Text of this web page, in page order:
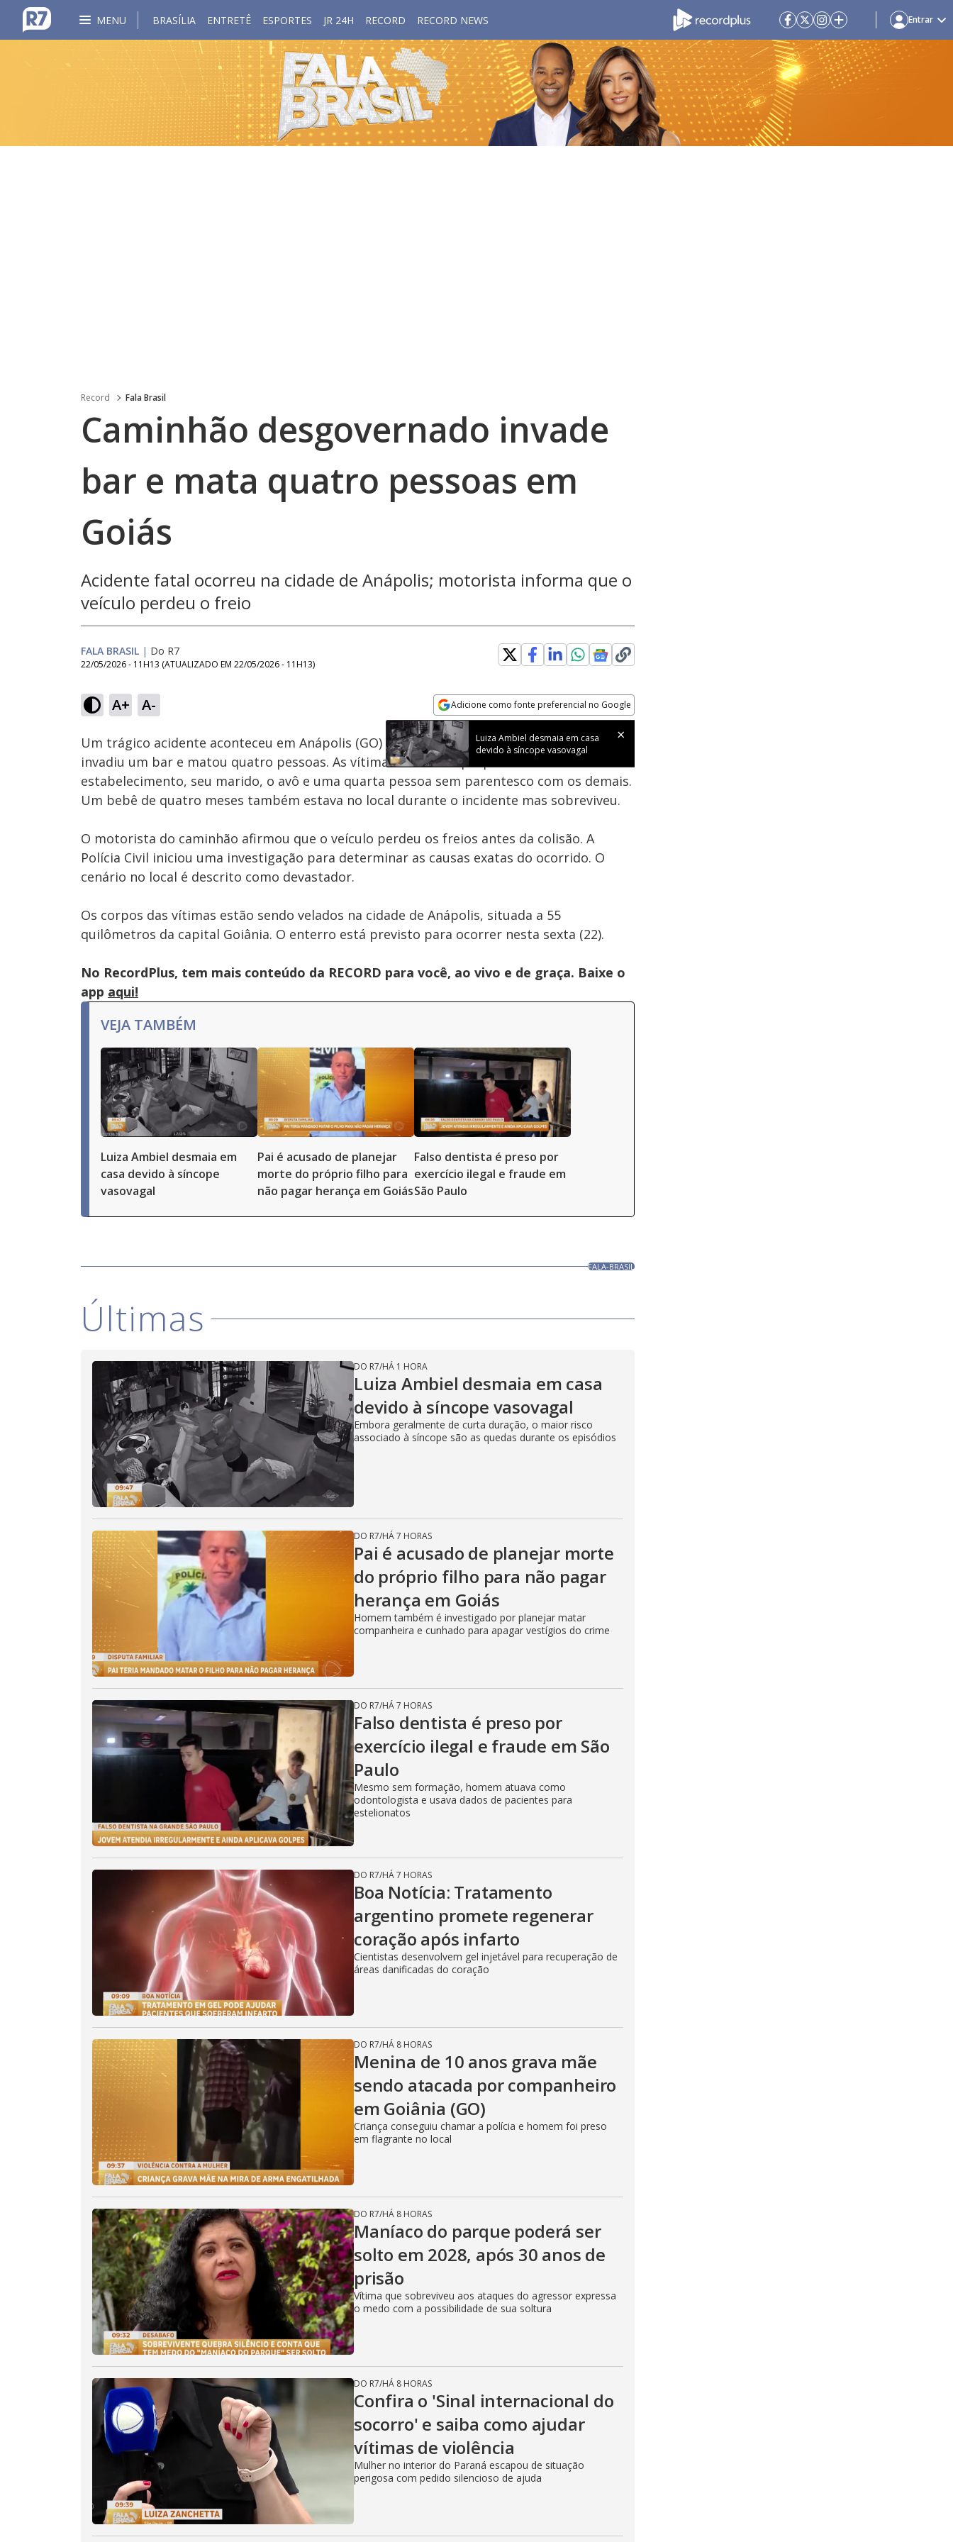
MENU BRASÍLIA ENTRETÊ ESPORTES JR 24H RECORD RECORD NEWS Entrar
Record Fala Brasil
Caminhão desgovernado invade
bar e mata quatro pessoas em
Goiás
Acidente fatal ocorreu na cidade de Anápolis; motorista informa que o
veículo perdeu o freio
FALA BRASIL | Do R7
22/05/2026 - 11H13 (ATUALIZADO EM 22/05/2026 - 11H13)
A+ A- Adicione como fonte preferencial no Google
Opens in new window
Luiza Ambiel desmaia em casa
devido à síncope vasovagal
Ativar
Som
Velocidade
Um trágico acidente aconteceu em Anápolis (GO) quando um caminhão desgovernado
invadiu um bar e matou quatro pessoas. As vítimas incluem a proprietária do
estabelecimento, seu marido, o avô e uma quarta pessoa sem parentesco com os demais.
Um bebê de quatro meses também estava no local durante o incidente mas sobreviveu.
O motorista do caminhão afirmou que o veículo perdeu os freios antes da colisão. A
Polícia Civil iniciou uma investigação para determinar as causas exatas do ocorrido. O
cenário no local é descrito como devastador.
Os corpos das vítimas estão sendo velados na cidade de Anápolis, situada a 55
quilômetros da capital Goiânia. O enterro está previsto para ocorrer nesta sexta (22).
No RecordPlus, tem mais conteúdo da RECORD para você, ao vivo e de graça. Baixe o
app aqui!
VEJA TAMBÉM
Luiza Ambiel desmaia em
casa devido à síncope
vasovagal
Pai é acusado de planejar
morte do próprio filho para
não pagar herança em Goiás
Falso dentista é preso por
exercício ilegal e fraude em
São Paulo
FALA-BRASIL
Últimas
DO R7/HÁ 1 HORA
Luiza Ambiel desmaia em casa
devido à síncope vasovagal
Embora geralmente de curta duração, o maior risco
associado à síncope são as quedas durante os episódios
DO R7/HÁ 7 HORAS
Pai é acusado de planejar morte
do próprio filho para não pagar
herança em Goiás
Homem também é investigado por planejar matar
companheira e cunhado para apagar vestígios do crime
DO R7/HÁ 7 HORAS
Falso dentista é preso por
exercício ilegal e fraude em São
Paulo
Mesmo sem formação, homem atuava como
odontologista e usava dados de pacientes para
estelionatos
DO R7/HÁ 7 HORAS
Boa Notícia: Tratamento
argentino promete regenerar
coração após infarto
Cientistas desenvolvem gel injetável para recuperação de
áreas danificadas do coração
DO R7/HÁ 8 HORAS
Menina de 10 anos grava mãe
sendo atacada por companheiro
em Goiânia (GO)
Criança conseguiu chamar a polícia e homem foi preso
em flagrante no local
DO R7/HÁ 8 HORAS
Maníaco do parque poderá ser
solto em 2028, após 30 anos de
prisão
Vítima que sobreviveu aos ataques do agressor expressa
o medo com a possibilidade de sua soltura
DO R7/HÁ 8 HORAS
Confira o 'Sinal internacional do
socorro' e saiba como ajudar
vítimas de violência
Mulher no interior do Paraná escapou de situação
perigosa com pedido silencioso de ajuda